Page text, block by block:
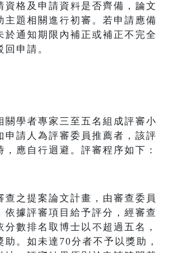
資格及申請資料是否齊備，論文
主題相關進行初審。若申請應備
於通知期限內補正或補正不完全
申請。
關學者專家三至五名組成評審小
申請人為評審委員推薦者，該評
，應自行迴避。評審程序如下：
查之提案論文計畫，由審查委員
依據評審項目給予評分，經審查
分數排名取博士以不超過五名，
助。如未達70分者不予以獎助，